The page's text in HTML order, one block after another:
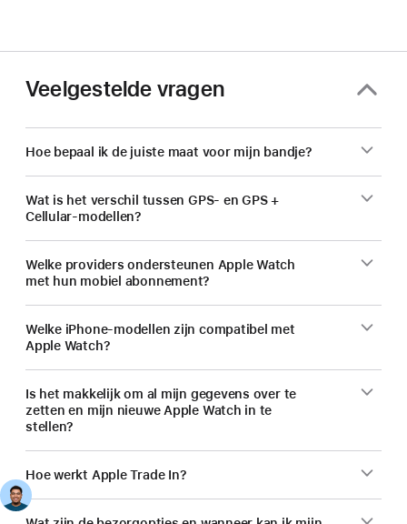
Veelgestelde vragen
Hoe bepaal ik de juiste maat voor mijn bandje?
Wat is het verschil tussen GPS- en GPS +
Cellular-modellen?
Welke providers ondersteunen Apple Watch
met hun mobiel abonnement?
Welke iPhone-modellen zijn compatibel met
Apple Watch?
Is het makkelijk om al mijn gegevens over te
zetten en mijn nieuwe Apple Watch in te
stellen?
Hoe werkt Apple Trade In?